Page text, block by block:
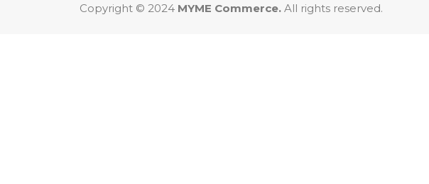
Copyright © 2024 MYME Commerce. All rights reserved.